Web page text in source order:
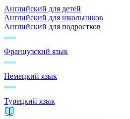
Английский для детей
Английский для школьников
Английский для подростков
Французский язык
Немецкий язык
Турецкий язык